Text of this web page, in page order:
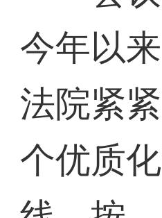
今年以
法院紧
个优质